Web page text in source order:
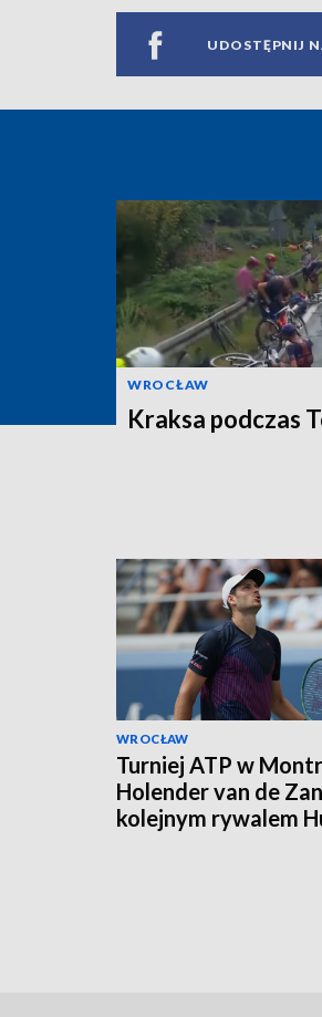
UDOSTĘPNIJ
WROCŁAW
Kraksa podczas
WROCŁAW
Turniej ATP w
Holender van de
kolejnym rywalem